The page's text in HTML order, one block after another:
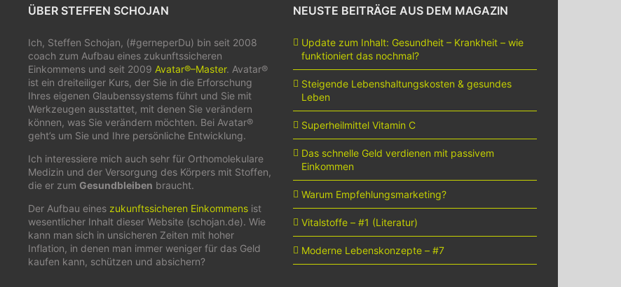
ÜBER STEFFEN SCHOJAN
Ich, Steffen Schojan, (#gerneperDu) bin seit 2008
coach zum Aufbau eines zukunftssicheren
Einkommens und seit 2009 Avatar®–Master. Avatar®
ist ein dreiteiliger Kurs, der Sie in die Erforschung
Ihres eigenen Glaubenssystems führt und Sie mit
Werkzeugen ausstattet, mit denen Sie verändern
können, was Sie verändern möchten. Bei Avatar®
geht’s um Sie und Ihre persönliche Entwicklung.
Ich interessiere mich auch sehr für Orthomolekulare
Medizin und der Versorgung des Körpers mit Stoffen,
die er zum Gesundbleiben braucht.
Der Aufbau eines zukunftssicheren Einkommens ist
wesentlicher Inhalt dieser Website (schojan.de). Wie
kann man sich in unsicheren Zeiten mit hoher
Inflation, in denen man immer weniger für das Geld
kaufen kann, schützen und absichern?
NEUSTE BEITRÄGE AUS DEM MAGAZIN
Update zum Inhalt: Gesundheit – Krankheit – wie
funktioniert das nochmal?
Steigende Lebenshaltungskosten & gesundes
Leben
Superheilmittel Vitamin C
Das schnelle Geld verdienen mit passivem
Einkommen
Warum Empfehlungsmarketing?
Vitalstoffe – #1 (Literatur)
Moderne Lebenskonzepte – #7